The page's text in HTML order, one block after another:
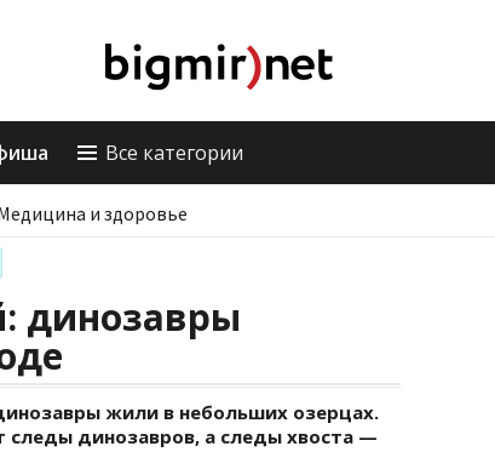
Все категории
и здоровье
динозавры
жили в небольших озерцах.
следы динозавров, а следы хвоста —